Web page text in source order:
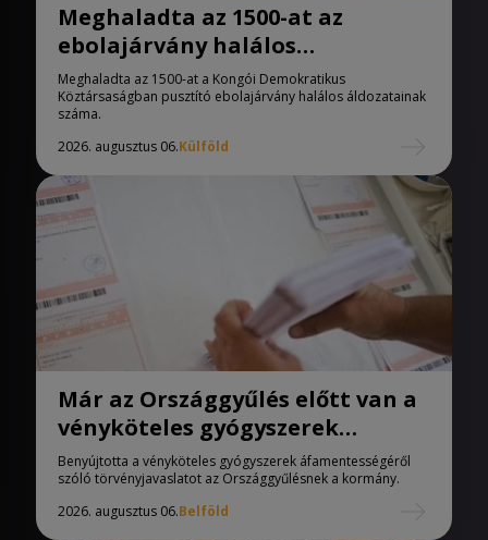
Meghaladta az 1500-at az
ebolajárvány halálos
áldozatainak száma
Meghaladta az 1500-at a Kongói Demokratikus
Köztársaságban pusztító ebolajárvány halálos áldozatainak
száma.
2026. augusztus 06.Külföld
Már az Országgyűlés előtt van a
vényköteles gyógyszerek
áfamentességéről szóló
törvényjavaslat
Benyújtotta a vényköteles gyógyszerek áfamentességéről
szóló törvényjavaslatot az Országgyűlésnek a kormány.
2026. augusztus 06.Belföld